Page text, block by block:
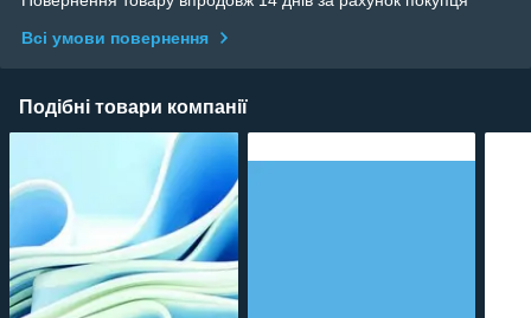
Всі умови повернення
Подібні товари компанії